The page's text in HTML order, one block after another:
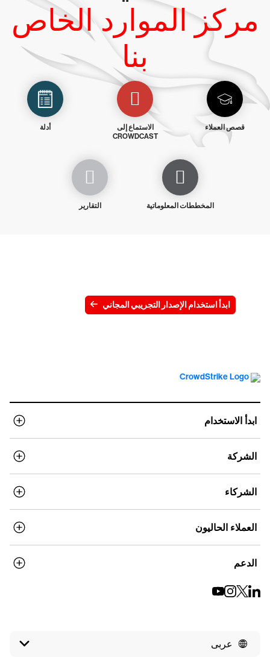
مركز الموارد الخاص
بنا
قصص العملاء
الاستماع إلى
CROWDCAST
أدلة
المخططات المعلوماتية التقارير
ابدأ استخدام الإصدار التجريبي المجاني
ابدأ الاستخدام
الشركة
الشركاء
العملاء الحاليون
الدعم
عربى